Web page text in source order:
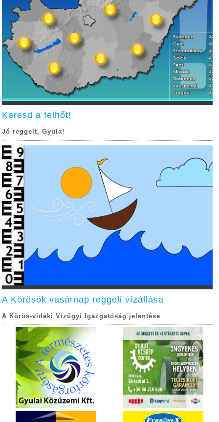
Keresd a felhőt!
Jó reggelt, Gyula!
A Körösök vasárnap reggeli vízállása
A Körös-vidéki Vízügyi Igazgatóság jelentése